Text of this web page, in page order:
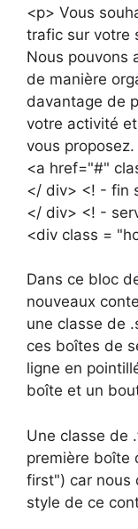
<p> Vous
trafic sur votre
Nous pouvons
de manière
davantage de
votre activité
vous
<a href="#"
</ div> <! - fin
</ div> <! -
<div class =
Dans ce bloc
nouveaux
une classe de
ces boîtes de
ligne en
boîte et un
Une classe de
première boîte
first") car nous
style de ce